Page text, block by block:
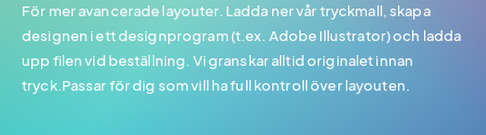
För mer avancerade layouter. Ladda ner vår tryckmall, skapa
designen i ett designprogram (t.ex. Adobe Illustrator) och ladda
upp filen vid beställning. Vi granskar alltid originalet innan
tryck.Passar för dig som vill ha full kontroll över layouten.